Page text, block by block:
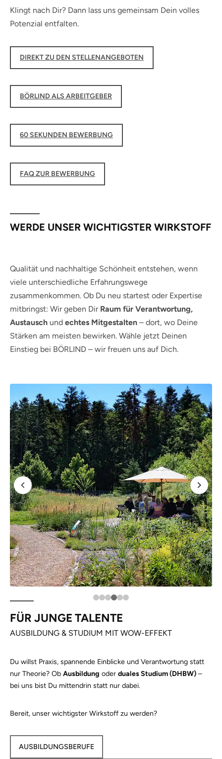
Klingt nach Dir? Dann lass uns gemeinsam Dein volles
Potenzial entfalten.
DIREKT ZU DEN STELLENANGEBOTEN
BÖRLIND ALS ARBEITGEBER
60 SEKUNDEN BEWERBUNG
FAQ ZUR BEWERBUNG
WERDE UNSER WICHTIGSTER WIRKSTOFF
Qualität und nachhaltige Schönheit entstehen, wenn
viele unterschiedliche Erfahrungswege
zusammenkommen. Ob Du neu startest oder Expertise
mitbringst: Wir geben Dir Raum für Verantwortung,
Austausch und echtes Mitgestalten – dort, wo Deine
Stärken am meisten bewirken. Wähle jetzt Deinen
Einstieg bei BÖRLIND – wir freuen uns auf Dich.
FÜR JUNGE TALENTE
AUSBILDUNG & STUDIUM MIT WOW-EFFEKT
Du willst Praxis, spannende Einblicke und Verantwortung statt
nur Theorie? Ob Ausbildung oder duales Studium (DHBW) –
bei uns bist Du mittendrin statt nur dabei.
Bereit, unser wichtigster Wirkstoff zu werden?
AUSBILDUNGSBERUFE